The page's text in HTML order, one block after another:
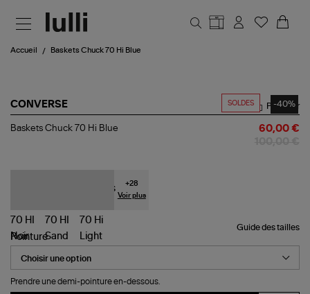
Accueil Baskets Chuck 70 Hi Blue
SOLDES -40%
CONVERSE
Baskets
Partager
Baskets Chuck 70 Hi Blue 60,00 €
+28
Voir plus
Guide des tailles
Pointure
Prendre une demi-pointure en-dessous.